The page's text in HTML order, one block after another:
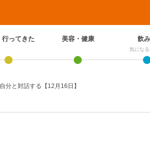
行ってきた 美容・健康 飲
気にな
分と対話する【12月16日】